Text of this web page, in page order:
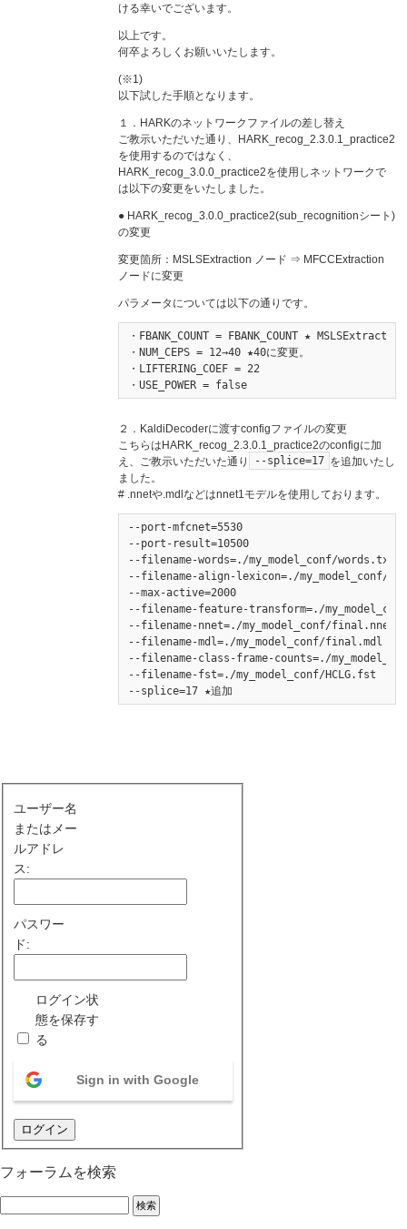
ける幸いでございます。
以上です。
何卒よろしくお願いいたします。
(※1)
以下試した手順となります。
１．HARKのネットワークファイルの差し替え
ご教示いただいた通り、HARK_recog_2.3.0.1_practice2
を使用するのではなく、
HARK_recog_3.0.0_practice2を使用しネットワークで
は以下の変更をいたしました。
● HARK_recog_3.0.0_practice2(sub_recognitionシート)
の変更
変更箇所：MSLSExtraction ノード ⇒ MFCCExtraction
ノードに変更
パラメータについては以下の通りです。
・FBANK_COUNT = FBANK_COUNT ★
・NUM_CEPS = 12→40 ★40に変更。
・LIFTERING_COEF = 22
・USE_POWER = false
２．KaldiDecoderに渡すconfigファイルの変更
こちらはHARK_recog_2.3.0.1_practice2のconfigに加
え、ご教示いただいた通り
--splice=17 を追加いたし
ました。
# .nnetや.mdlなどはnnet1モデルを使用しております。
--port-mfcnet=5530
--port-result=10500
--filename-words=./my_model_conf/words.txt
--filename-align-lexicon=./my_model_conf/
--max-active=2000
--filename-feature-transform=./
--filename-nnet=./my_model_conf/final.nnet
--filename-mdl=./my_model_conf/final.mdl
--filename-class-frame-counts=./
--filename-fst=./my_model_conf/HCLG.fst
--splice=17 ★追加
ユーザー名
またはメー
ルアドレ
ス:
パスワー
ド:
ログイン状
態を保存す
る
Sign in with Google
ログイン
フォーラムを検索